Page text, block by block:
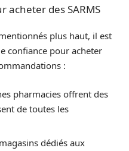
acheter des SARMS
plus haut, il est
confiance pour acheter
:
pharmacies offrent des
de toutes les
dédiés aux